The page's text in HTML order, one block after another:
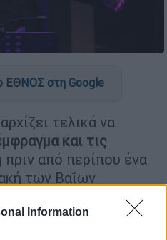
Information
ΕΘΝΟΣ στη Google
αρχίζει τελικά να
και τις
από περίπου ένα
των Βαΐων
τα μάτια του.
ενθαρρυντικό